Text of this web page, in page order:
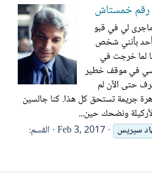
رقم خمستاش
لي في قبو
أحد بأنني شخص
لما خرجت في
في موقف خطير
حتى الآن لم
جريمة تستحق كل هذا. كنا جالسين
ونضحك حين...
سيريس Feb 3, 2017 القسم: